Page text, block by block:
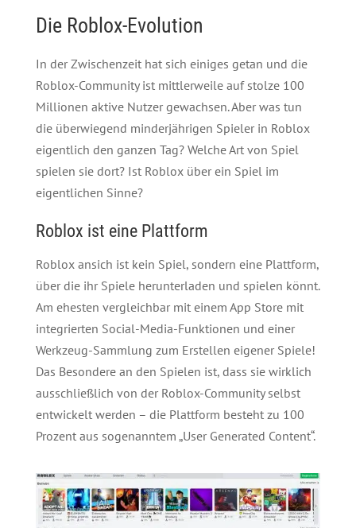
Die Roblox-Evolution
In der Zwischenzeit hat sich einiges getan und die
Roblox-Community ist mittlerweile auf stolze 100
Millionen aktive Nutzer gewachsen. Aber was tun
die überwiegend minderjährigen Spieler in Roblox
eigentlich den ganzen Tag? Welche Art von Spiel
spielen sie dort? Ist Roblox über ein Spiel im
eigentlichen Sinne?
Roblox ist eine Plattform
Roblox ansich ist kein Spiel, sondern eine Plattform,
über die ihr Spiele herunterladen und spielen könnt.
Am ehesten vergleichbar mit einem App Store mit
integrierten Social-Media-Funktionen und einer
Werkzeug-Sammlung zum Erstellen eigener Spiele!
Das Besondere an den Spielen ist, dass sie wirklich
ausschließlich von der Roblox-Community selbst
entwickelt werden – die Plattform besteht zu 100
Prozent aus sogenanntem „User Generated Content“.